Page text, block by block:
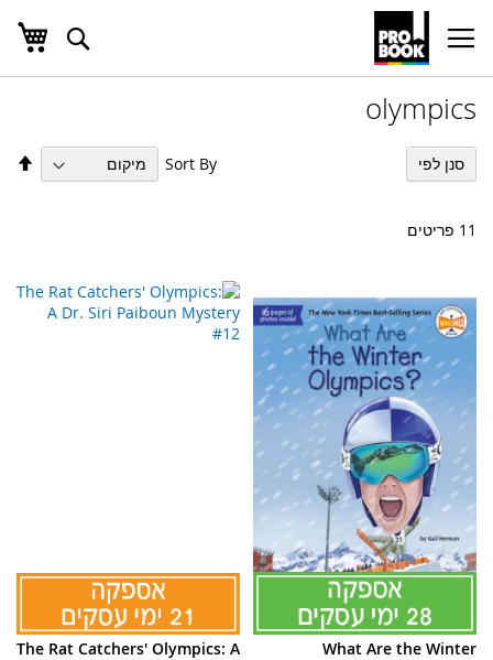
Skip
חפש
olympics
11 פריטים
Sort By
What Are the Winter
The Rat Catchers' Olympics: A
סנן לפי